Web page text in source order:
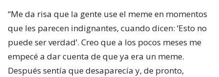
“Me da risa que la gente use el meme en momentos
que les parecen indignantes, cuando dicen: ‘Esto no
puede ser verdad’. Creo que a los pocos meses me
empecé a dar cuenta de que ya era un meme.
Después sentía que desaparecía y, de pronto,